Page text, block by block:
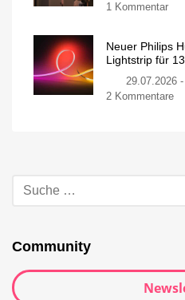
1 Kommentar
Neuer Philips
Lightstrip für
29.07.2026
2 Kommentare
Community